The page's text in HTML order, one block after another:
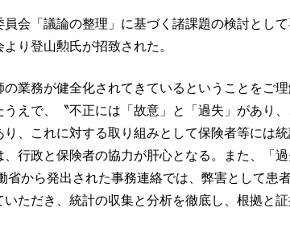
会「議論の整理」に基づく諸課題の検討とし
り登山勲氏が招致された。
業務が健全化されてきているということをご
えで、〝不正には「故意」と「過失」があり
、これに対する取り組みとして保険者等には
行政と保険者の協力が肝心となる。また、「
省から発出された事務連絡では、弊害として患
ただき、統計の収集と分析を徹底し、根拠と